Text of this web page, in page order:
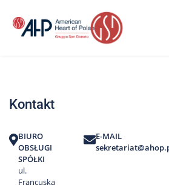
treści
Strefa
Edukacja
Pacjenta
O
Kontakt
BIURO
OBSŁUGI
SPÓŁKI
ul.
Francuska
E-MAIL